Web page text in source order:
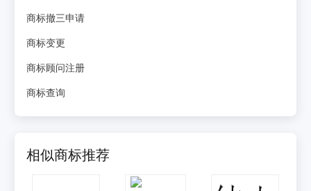
商标撤三申请
商标变更
商标顾问注册
商标查询
相似商标推荐